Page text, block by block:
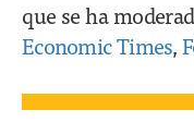
que se ha
Economic Times,